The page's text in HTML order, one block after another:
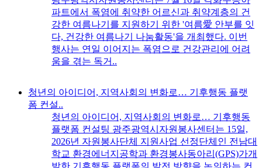
파트에서 폭염에 취약한 어르신과 취약계층의 건
강한 여름나기를 지원하기 위한 '여름愛 안부를 잇
다, 건강한 여름나기 나눔활동'을 개최했다. 이번
행사는 연일 이어지는 폭염으로 건강관리에 어려
움을 겪는 독거..
청년의 아이디어, 지역사회의 변화로… 기후행동 플랫
폼 컨설..
청년의 아이디어, 지역사회의 변화로… 기후행동
플랫폼 컨설팅 광주광역시자원봉사센터는 15일,
2026년 자원봉사단체 지원사업 선정단체인 전남대
학교 환경에너지공학과 환경봉사동아리(GPS)가개